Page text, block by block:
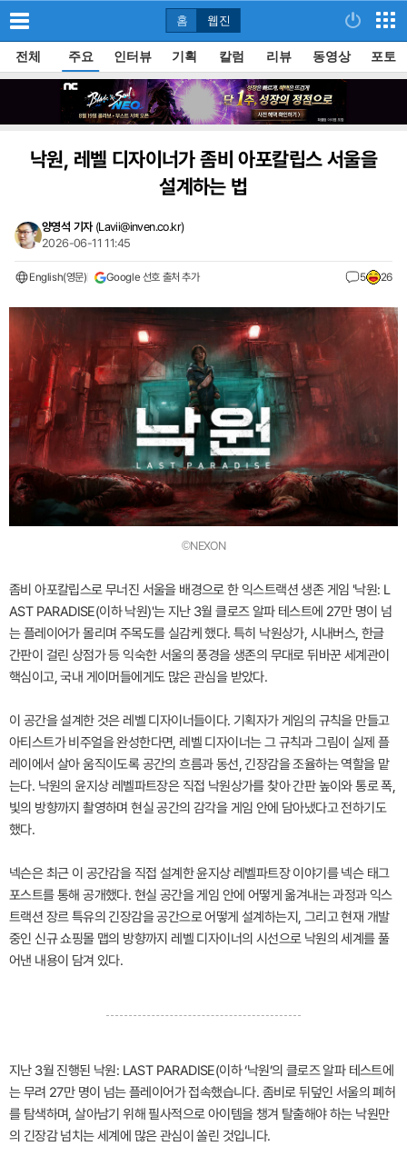
홈 웹진
전체 주요 인터뷰 기획 칼럼 리뷰 동영상 포토
낙원, 레벨 디자이너가 좀비 아포칼립스 서울을
설계하는 법
양영석 기자 (Lavii@inven.co.kr)
2026-06-11 11:45
English(영문) Google 선호 출처 추가 5 26
©NEXON
좀비 아포칼립스로 무너진 서울을 배경으로 한 익스트랙션 생존 게임 '낙원: L
AST PARADISE(이하 낙원)'는 지난 3월 클로즈 알파 테스트에 27만 명이 넘
는 플레이어가 몰리며 주목도를 실감케 했다. 특히 낙원상가, 시내버스, 한글
간판이 걸린 상점가 등 익숙한 서울의 풍경을 생존의 무대로 뒤바꾼 세계관이
핵심이고, 국내 게이머들에게도 많은 관심을 받았다.
이 공간을 설계한 것은 레벨 디자이너들이다. 기획자가 게임의 규칙을 만들고
아티스트가 비주얼을 완성한다면, 레벨 디자이너는 그 규칙과 그림이 실제 플
레이에서 살아 움직이도록 공간의 흐름과 동선, 긴장감을 조율하는 역할을 맡
는다. 낙원의 윤지상 레벨파트장은 직접 낙원상가를 찾아 간판 높이와 통로 폭,
빛의 방향까지 촬영하며 현실 공간의 감각을 게임 안에 담아냈다고 전하기도
했다.
넥슨은 최근 이 공간감을 직접 설계한 윤지상 레벨파트장 이야기를 넥슨 태그
포스트를 통해 공개했다. 현실 공간을 게임 안에 어떻게 옮겨내는 과정과 익스
트랙션 장르 특유의 긴장감을 공간으로 어떻게 설계하는지, 그리고 현재 개발
중인 신규 쇼핑몰 맵의 방향까지 레벨 디자이너의 시선으로 낙원의 세계를 풀
어낸 내용이 담겨 있다.
지난 3월 진행된 낙원: LAST PARADISE(이하 ‘낙원’의 클로즈 알파 테스트에
는 무려 27만 명이 넘는 플레이어가 접속했습니다. 좀비로 뒤덮인 서울의 폐허
를 탐색하며, 살아남기 위해 필사적으로 아이템을 챙겨 탈출해야 하는 낙원만
의 긴장감 넘치는 세계에 많은 관심이 쏠린 것입니다.